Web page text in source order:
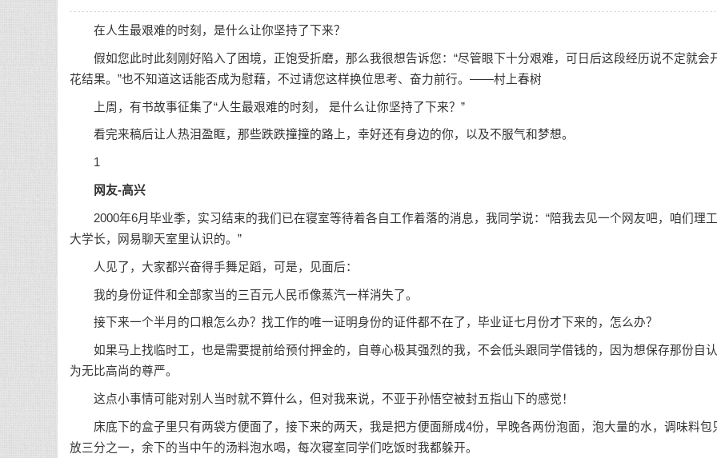
在人生最艰难的时刻，是什么让你坚持 了下来？
假如您此时此刻刚好陷入了困境，正饱受折磨，那么我很想告诉您：“尽管眼下十分艰难，可日后这段经历说不定就会
花结果。”也不知道这话能否成为慰藉，不过请您这样换位思考、奋力前行。——村上春树
上周，有书故事征集了“人生最艰难的时刻， 是什么让你坚持了下来？”
看完来稿后让人热泪盈眶，那些跌跌撞撞的路上，幸好还有身边的你，以及不服气和梦想。
1
网友-高兴
2000年6月毕业季，实习结束的我们已在寝室等待着各自工作着落的消息，我同学说：“陪我去见一个网友吧，咱们理工
大学长，网易聊天室里认识的。”
人见了，大家都兴奋得手舞足蹈，可是，见面后：
我的身份证件和全部家当的三百元人民币像蒸汽一样消失了。
接下来一个半月的口粮怎么办？找工作的唯一证明身份的证件都不在了，毕业证七月份才下来的，怎么办？
如果马上找临时工，也是需要提前给预付押金的，自尊心极其强烈的我，不会低头跟同学借钱的，因为想保存那份自认
为无比高尚的尊严。
这点小事情可能对别人当时就不算什么，但对我来说，不亚于孙悟空被封五指山下的感觉！
床底下的盒子里只有两袋方便面了，接下来的两天，我是把方便面掰成4份，早晚各两份泡面，泡大量的水，调味料包
放三分之一，余下的当中午的汤料泡水喝，每次寝室同学们吃饭时我都躲开。